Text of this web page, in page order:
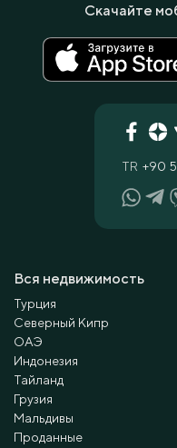
Вся недвижимость
Турция
Северный Кипр
ОАЭ
Индонезия
Тайланд
Грузия
Мальдивы
Проданные
TR +90
Скачайте